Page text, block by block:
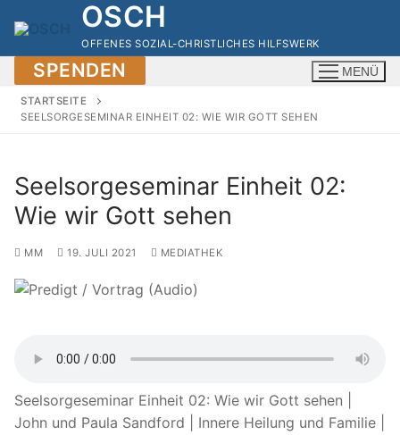
Inhalt
springen
OSCH
OFFENES SOZIAL-CHRISTLICHES HILFSWERK
SPENDEN MENÜ
STARTSEITE
SEELSORGESEMINAR EINHEIT 02: WIE WIR GOTT SEHEN
Seelsorgeseminar Einheit 02:
Wie wir Gott sehen
MM 19. JULI 2021 MEDIATHEK
Seelsorgeseminar Einheit 02: Wie wir Gott sehen |
John und Paula Sandford | Innere Heilung und Familie |